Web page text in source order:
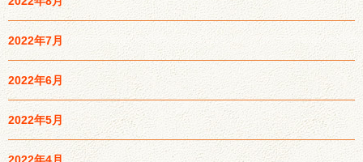
2022年7月
2022年6月
2022年5月